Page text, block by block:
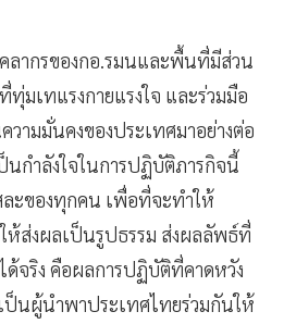
ากรของกอ.รมนและพื้นที่มีส่วน
มเทแรงกายแรงใจ และร่วมมือ
ามมั่นคงของประเทศมาอย่างต่อ
กำลังใจในการปฏิบัติภารกิจนี้
ะของทุกคน​ เพื่อที่จะทำให้
ห้ส่งผลเป็นรูปธรรม​ ส่งผลลัพธ์ที่
จริง​ คือผลการปฏิบัติที่คาดหวัง​
นผู้นำพาประเทศไทยร่วมกันให้